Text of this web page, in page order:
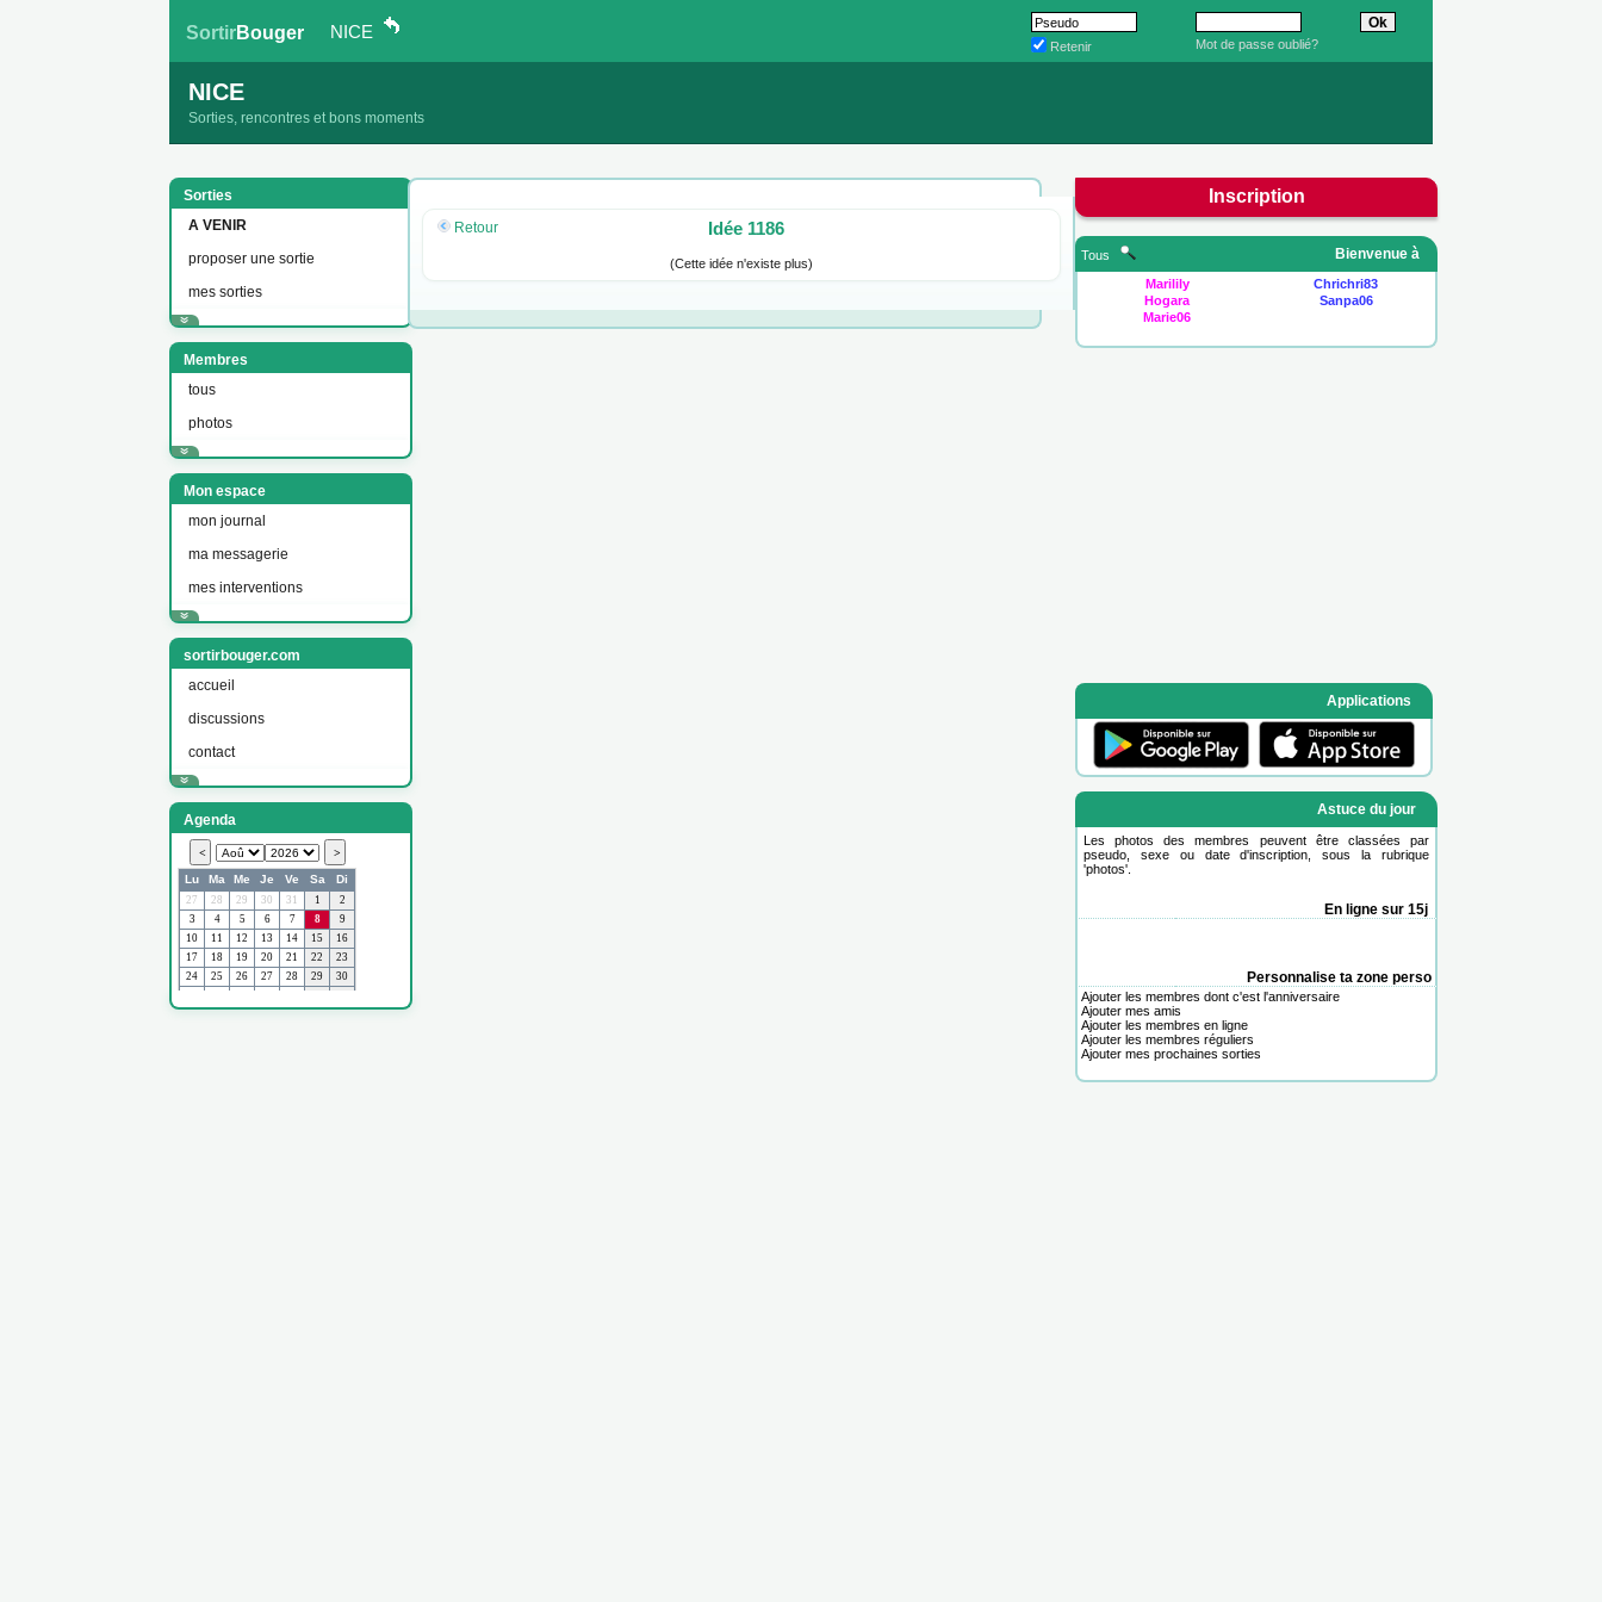
SortirBouger NICE
Retenir Mot de passe oublié?
NICE
Sorties, rencontres et bons moments
Sorties
A VENIR
proposer une sortie
mes sorties
Membres
tous
photos
Mon espace
mon journal
ma messagerie
mes interventions
sortirbouger.com
accueil
discussions
contact
Agenda
Retour Idée 1186
(Cette idée n'existe plus)
Inscription
Tous Bienvenue à
Marilily
Chrichri83
Hogara
Sanpa06
Marie06
Applications
Astuce du jour
Les photos des membres peuvent être classées par
pseudo, sexe ou date d'inscription, sous la rubrique
'photos'.
En ligne sur 15j
Personnalise ta zone perso
Ajouter les membres dont c'est l'anniversaire
Ajouter mes amis
Ajouter les membres en ligne
Ajouter les membres réguliers
Ajouter mes prochaines sorties